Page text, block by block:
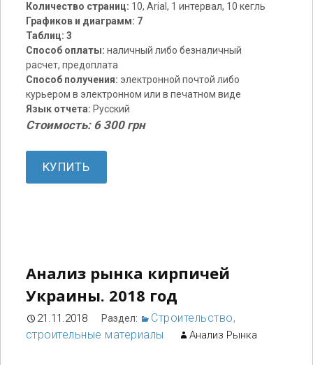
Количество страниц: 10, Arial, 1 интервал, 10 кегль
Графиков и диаграмм: 7
Таблиц: 3
Способ оплаты: наличный либо безналичный
расчет, предоплата
Способ получения: электронной почтой либо
курьером в электронном или в печатном виде
Язык отчета: Русский
Стоимость: 6 300 грн
КУПИТЬ
Анализ рынка кирпичей
Украины. 2018 год
21.11.2018 Раздел:
Строительство,
строительные материалы
Анализ Рынка